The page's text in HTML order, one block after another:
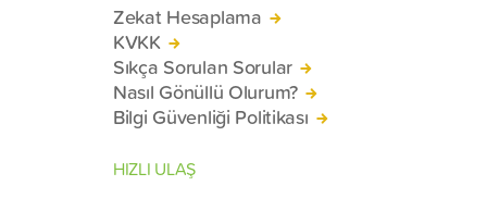
Zekat Hesaplama
KVKK
Sıkça Sorulan Sorular
Nasıl Gönüllü Olurum?
Bilgi Güvenliği Politikası
HIZLI ULAŞ